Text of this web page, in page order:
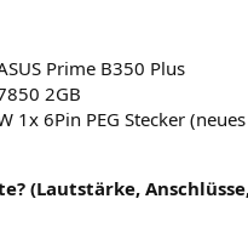
Prime B350 Plus
2GB
1x 6Pin PEG Stecker
(Lautstärke,